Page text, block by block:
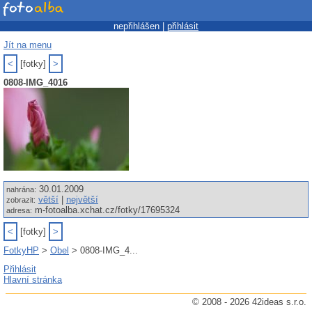
nepřihlášen | přihlásit
Jít na menu
<
[fotky]
>
0808-IMG_4016
nahrána: 30.01.2009
zobrazit: větší největší
adresa: m-fotoalba.xchat.cz/fotky/17695324
< [fotky]
>
FotkyHP > Obel > 0808-IMG_4...
Přihlásit
Hlavní stránka
© 2008 - 2026 42ideas s.r.o.